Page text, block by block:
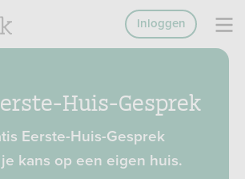
Inloggen
Huis-Gesprek
Eerste-Huis-Gesprek
kans op een eigen huis.